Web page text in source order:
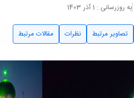
به روزرسانی : 1 آذر 1403
تصاویر مرتبط نظرات مقالات مرتبط